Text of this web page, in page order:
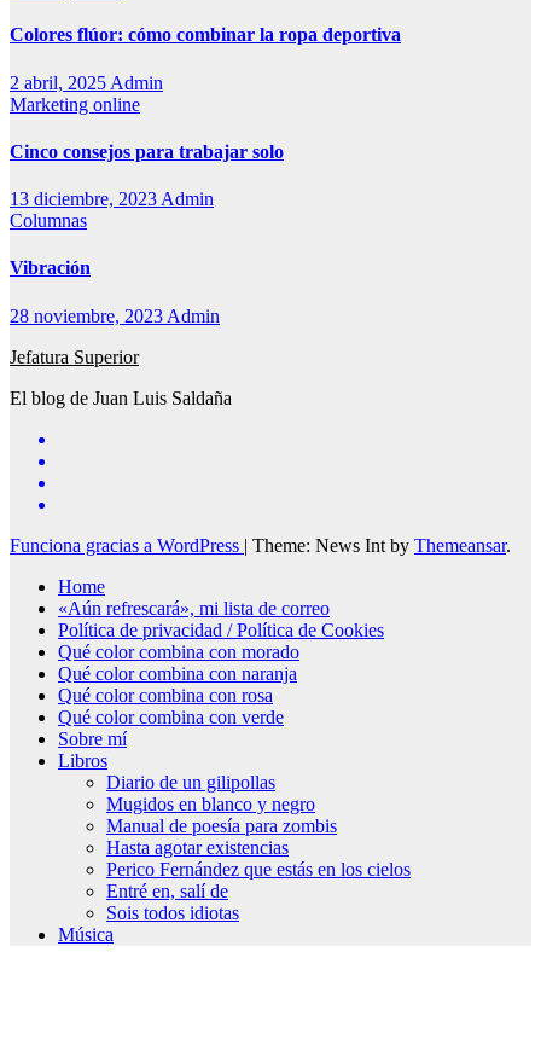
Colores flúor: cómo combinar la ropa deportiva
2 abril, 2025 Admin
Marketing online
Cinco consejos para trabajar solo
13 diciembre, 2023 Admin
Columnas
Vibración
28 noviembre, 2023 Admin
Jefatura Superior
El blog de Juan Luis Saldaña
Funciona gracias a WordPress | Theme: News Int by Themeansar.
Home
«Aún refrescará», mi lista de correo
Política de privacidad / Política de Cookies
Qué color combina con morado
Qué color combina con naranja
Qué color combina con rosa
Qué color combina con verde
Sobre mí
Libros
Diario de un gilipollas
Mugidos en blanco y negro
Manual de poesía para zombis
Hasta agotar existencias
Perico Fernández que estás en los cielos
Entré en, salí de
Sois todos idiotas
Música